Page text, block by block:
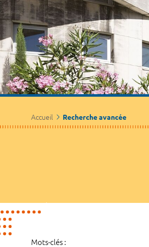
Accueil Recherche avancée
Mots-clés :